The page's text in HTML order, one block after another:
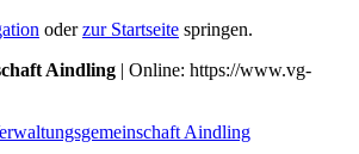
oderzur Startseite springen.
Aindling | Online: https://www.vg-